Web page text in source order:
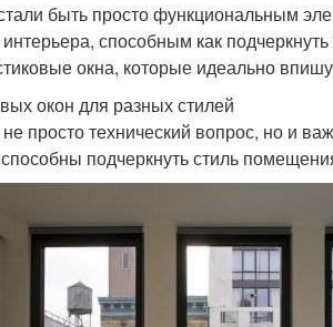
быть просто функциональным
способным как
окна, которые идеально
окон для разных стилей
просто технический вопрос, но и
подчеркнуть стиль